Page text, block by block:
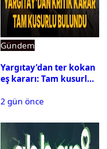
Gündem
Yargıtay’dan ter kokan
eş kararı: Tam kusurlu
2 gün önce